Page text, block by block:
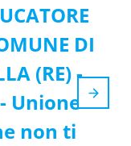
DI
(RE) -
Unione
non ti